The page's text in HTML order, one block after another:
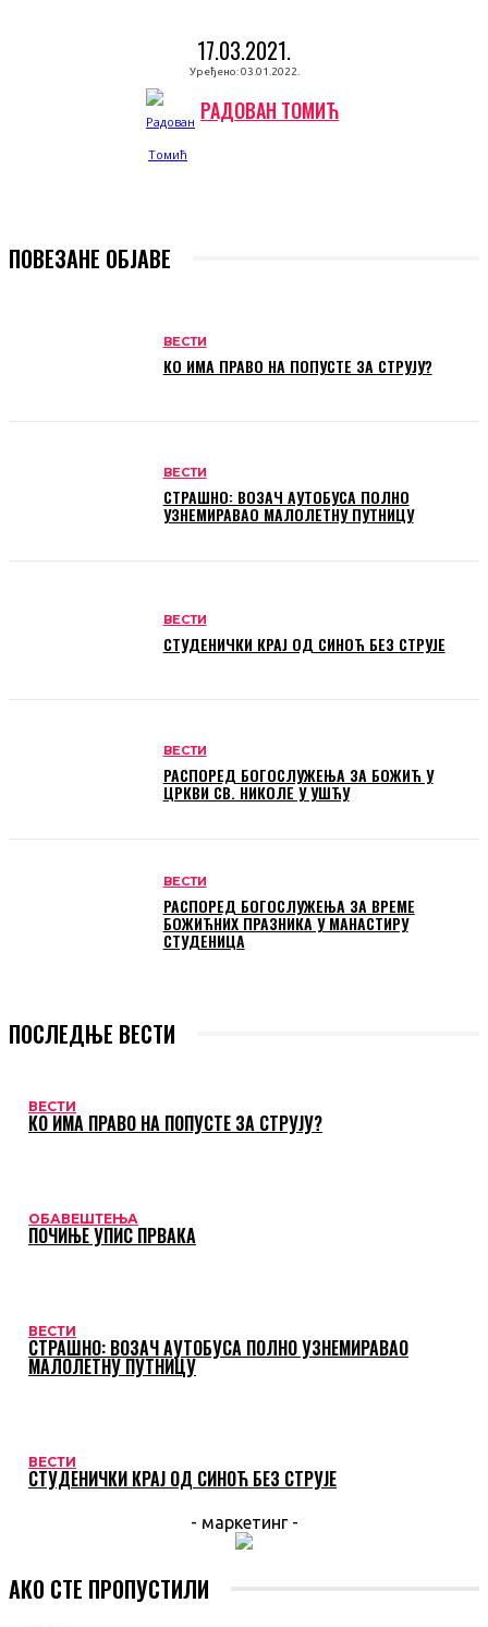
17.03.2021.
Уређено: 03.01.2022.
РАДОВАН ТОМИЋ
ПОВЕЗАНЕ ОБЈАВЕ
ВЕСТИ
КО ИМА ПРАВО НА ПОПУСТЕ ЗА СТРУЈУ?
ВЕСТИ
СТРАШНО: ВОЗАЧ АУТОБУСА ПОЛНО
УЗНЕМИРАВАО МАЛОЛЕТНУ ПУТНИЦУ
ВЕСТИ
СТУДЕНИЧКИ КРАЈ ОД СИНОЋ БЕЗ СТРУЈЕ
ВЕСТИ
РАСПОРЕД БОГОСЛУЖЕЊА ЗА БОЖИЋ У
ЦРКВИ СВ. НИКОЛЕ У УШЋУ
ВЕСТИ
РАСПОРЕД БОГОСЛУЖЕЊА ЗА ВРЕМЕ
БОЖИЋНИХ ПРАЗНИКА У МАНАСТИРУ
СТУДЕНИЦА
ПОСЛЕДЊЕ ВЕСТИ
ВЕСТИ
КО ИМА ПРАВО НА ПОПУСТЕ ЗА СТРУЈУ?
ОБАВЕШТЕЊА
ПОЧИЊЕ УПИС ПРВАКА
ВЕСТИ
СТРАШНО: ВОЗАЧ АУТОБУСА ПОЛНО УЗНЕМИРАВАО
МАЛОЛЕТНУ ПУТНИЦУ
ВЕСТИ
СТУДЕНИЧКИ КРАЈ ОД СИНОЋ БЕЗ СТРУЈЕ
- маркетинг -
АКО СТЕ ПРОПУСТИЛИ